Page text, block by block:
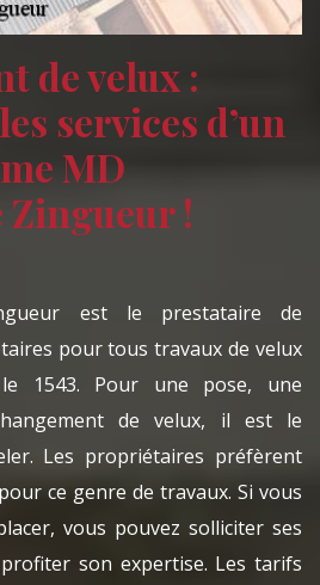
de velux :
services d’un
MD
!
est le prestataire de
pour tous travaux de velux
1543. Pour une pose, une
de velux, il est le
Les propriétaires préfèrent
ce genre de travaux. Si vous
vous pouvez solliciter ses
son expertise. Les tarifs